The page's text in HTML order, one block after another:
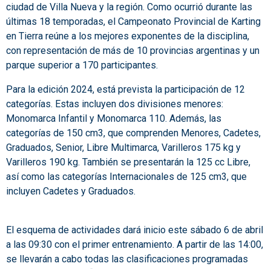
ciudad de Villa Nueva y la región. Como ocurrió durante las
últimas 18 temporadas, el Campeonato Provincial de Karting
en Tierra reúne a los mejores exponentes de la disciplina,
con representación de más de 10 provincias argentinas y un
parque superior a 170 participantes.
Para la edición 2024, está prevista la participación de 12
categorías. Estas incluyen dos divisiones menores:
Monomarca Infantil y Monomarca 110. Además, las
categorías de 150 cm3, que comprenden Menores, Cadetes,
Graduados, Senior, Libre Multimarca, Varilleros 175 kg y
Varilleros 190 kg. También se presentarán la 125 cc Libre,
así como las categorías Internacionales de 125 cm3, que
incluyen Cadetes y Graduados.
El esquema de actividades dará inicio este sábado 6 de abril
a las 09:30 con el primer entrenamiento. A partir de las 14:00,
se llevarán a cabo todas las clasificaciones programadas